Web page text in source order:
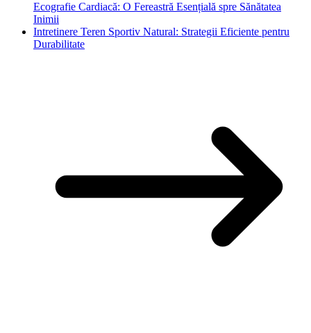
Ecografie Cardiacă: O Fereastră Esențială spre Sănătatea
Inimii
Intretinere Teren Sportiv Natural: Strategii Eficiente pentru
Durabilitate